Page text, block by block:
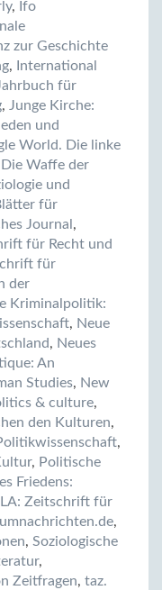
, Ifo
zur Geschichte
,
International
für
, Junge Kirche:
und
World. Die linke
Waffe der
und
für
Journal ,
für Recht und
für
der
Kriminalpolitik:
, Neue
, Neues
An
Studies, New
& culture,
den Kulturen,
,
, Politische
Friedens:
Zeitschrift für
,
, Soziologische
,
Zeitfragen, taz.